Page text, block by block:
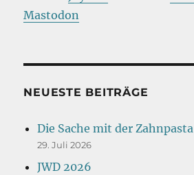
Mastodon
NEUESTE BEITRÄGE
Die Sache mit der Zahnpasta
29. Juli 2026
JWD 2026